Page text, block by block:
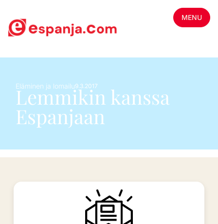
MENU
Eläminen ja lomailu9.3.2017
Lemmikin kanssa
Espanjaan